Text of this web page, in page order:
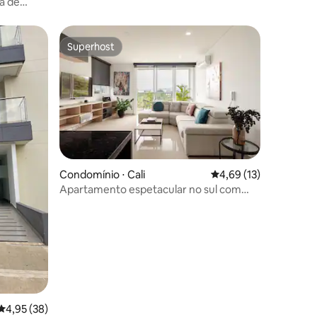
de uma avaliação média de 5, 38 avaliações
4,95 (38)
Superhost
Superhost
Condomínio ⋅ Cali 4,69 de uma
4,69 (13)
Apartamento espetacular no sul com